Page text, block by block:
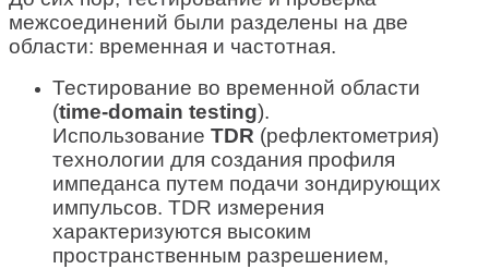
межсоединений были разделены на две
области: временная и частотная.
Тестирование во временной области
(time-domain testing).
Использование TDR (рефлектометрия)
технологии для создания профиля
импеданса путем подачи зондирующих
импульсов. TDR измерения
характеризуются высоким
пространственным разрешением,